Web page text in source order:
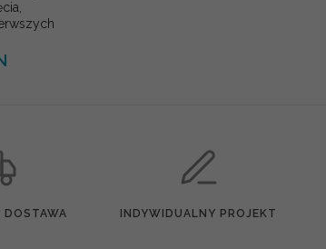
DOSTAWA INDYWIDUALNY PROJEKT